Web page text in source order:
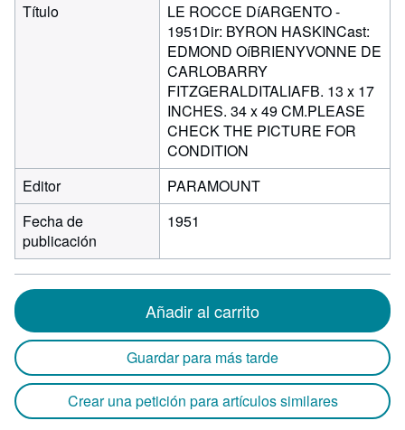
Título
LE ROCCE DíARGENTO -
1951Dir: BYRON HASKINCast:
EDMOND OíBRIENYVONNE DE
CARLOBARRY
FITZGERALDITALIAFB. 13 x 17
INCHES. 34 x 49 CM.PLEASE
CHECK THE PICTURE FOR
CONDITION
Editor
PARAMOUNT
Fecha de
publicación
1951
Añadir al carrito
Guardar para más tarde
Crear una petición para artículos similares